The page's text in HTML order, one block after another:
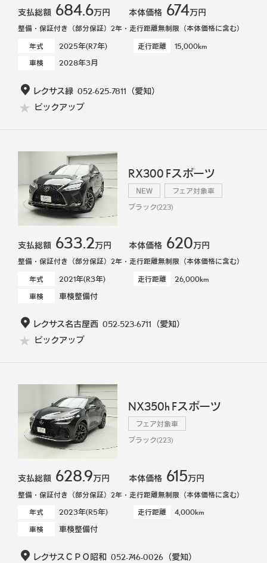
支払総額 684.6万円 本体価格 674万円
整備・保証付き（部分保証）2年・走行距離無制限（本体価格に含む）
年式
2025年(R7年) 走行距離 15,000km
車検 2028年3月
レクサス緑 052-625-7811 （愛知）
ピックアップ
RX300 Fスポーツ
NEW フェア対象車
ブラック(223)
支払総額 633.2万円 本体価格 620万円
整備・保証付き（部分保証）2年・走行距離無制限（本体価格に含む）
年式
2021年(R3年) 走行距離 26,000km
車検 車検整備付
レクサス名古屋西 052-523-6711 （愛知）
ピックアップ
NX350h Fスポーツ
フェア対象車
ブラック(223)
支払総額 628.9万円 本体価格 615万円
整備・保証付き（部分保証）2年・走行距離無制限（本体価格に含む）
年式
2023年(R5年) 走行距離 4,000km
車検 車検整備付
レクサスＣＰＯ昭和 052-746-0026（愛知）